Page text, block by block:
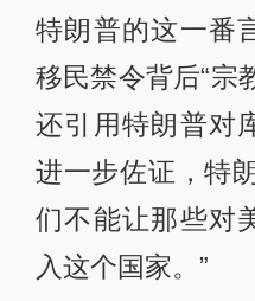
特朗普的这一番
移民禁令背后“宗
还引用特朗普对
进一步佐证，特
们不能让那些对
入这个国家。”